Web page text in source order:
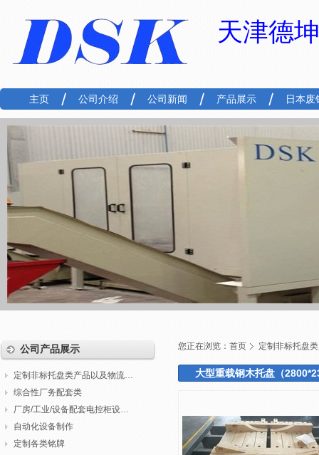
天津德
主页 公司介绍 公司新闻 产品展示 日本废
公司产品展示
定制非标托盘类产品以及物流包装
综合性厂务配套类
厂房/工业/设备配套电控柜设计制作调试
自动化设备制作
定制各类铭牌
您正在浏览： 首页 定制非标托盘
大型重载钢木托盘（